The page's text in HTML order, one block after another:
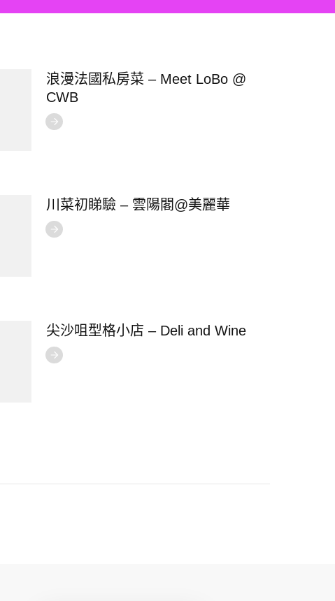
浪漫法國私房菜 – Meet LoBo @
CWB
川菜初睇驗 – 雲陽閣@美麗華
尖沙咀型格小店 – Deli and Wine